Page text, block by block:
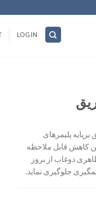
LOGIN
پلیمرهای
کاهش قابل ملاحظه
دوغاب از بروز
جلوگیری نماید.